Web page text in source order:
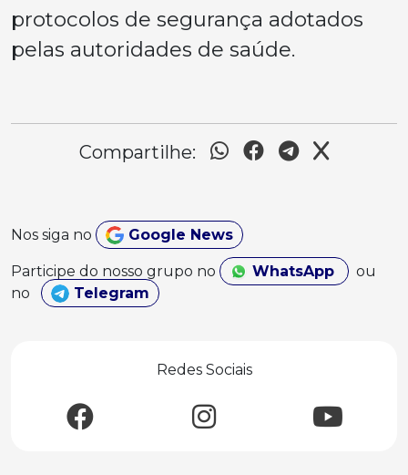
protocolos de segurança adotados
pelas autoridades de saúde.
Compartilhe:
Nos siga no Google News
Participe do nosso grupo no WhatsApp
ou
no
Telegram
Redes Sociais